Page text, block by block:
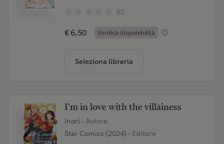
(0)
€ 6,50 Verifica disponibilità
Seleziona libreria
I'm in love with the villainess
Inori - Autore
Star Comics (2024)- Editore